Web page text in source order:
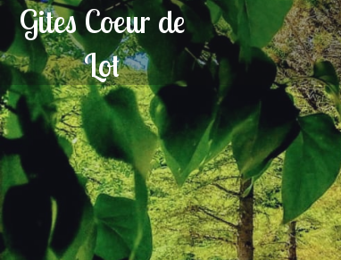
Gites Coeur de
Lot